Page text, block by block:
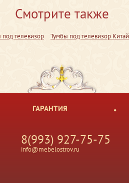
Смотрите также
под телевизор Тумбы под телевизор Китай
ГАРАНТИЯ
8(993) 927-75-75
info@mebelostrov.ru